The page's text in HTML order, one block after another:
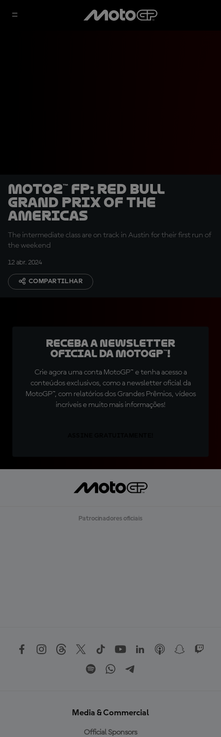
Moto2™ FP: Red Bull
Grand Prix of the
Americas
The intermediate class are on track in Austin for their first run of
the weekend
12 abr. 2024
COMPARTILHAR
Receba a newsletter
oficial da MotoGP™!
Crie agora uma conta MotoGP™ e tenha acesso a
conteúdos exclusivos, como a newsletter oficial da
MotoGP™, com relatórios dos Grandes Prêmios, vídeos
incríveis e muito mais informações!
Patrocinadores oficiais
Media & Commercial
Official Sponsors